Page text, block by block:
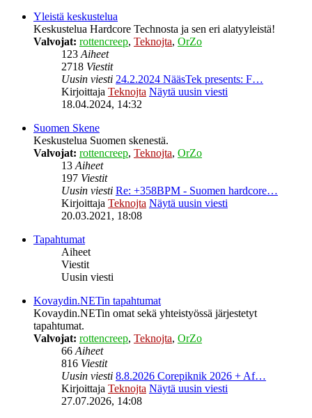
Yleistä keskustelua
Keskustelua Hardcore Technosta ja sen eri alatyyleistä!
Valvojat: rottencreep, Teknojta, OrZo
123Aiheet
2718 Viestit
Uusin viesti 24.2.2024 NääsTek presents: F…
Kirjoittaja Teknojta Näytä uusin viesti
18.04.2024, 14:32
Suomen Skene
Keskustelua Suomen skenestä.
Valvojat: rottencreep, Teknojta, OrZo
13Aiheet
197 Viestit
Uusin viesti Re: +358BPM - Suomen hardcore…
Kirjoittaja Teknojta Näytä uusin viesti
20.03.2021, 18:08
Tapahtumat
Aiheet
Viestit
Uusin viesti
Kovaydin.NETin tapahtumat
Kovaydin.NETin omat sekä yhteistyössä järjestetyt
tapahtumat.
Valvojat: rottencreep, Teknojta, OrZo
66Aiheet
816 Viestit
Uusin viesti 8.8.2026 Corepiknik 2026 + Af…
Kirjoittaja Teknojta Näytä uusin viesti
27.07.2026, 14:08